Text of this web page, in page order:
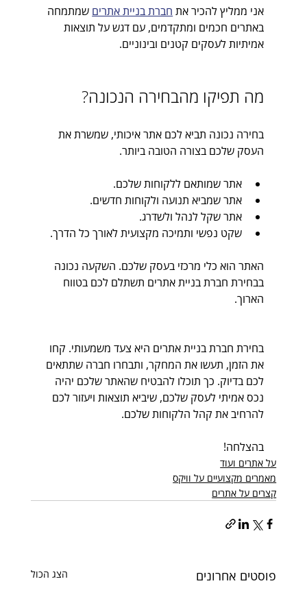
אני ממליץ להכיר את חברת בניית אתרים שמתמחה
באתרים חכמים ומתקדמים, עם דגש על תוצאות
אמיתיות לעסקים קטנים ובינוניים.
מה תפיקו מהבחירה הנכונה?
בחירה נכונה תביא לכם אתר איכותי, שמשרת את
העסק שלכם בצורה הטובה ביותר.
אתר שמותאם ללקוחות שלכם.
אתר שמביא תנועה ולקוחות חדשים.
אתר שקל לנהל ולשדרג.
שקט נפשי ותמיכה מקצועית לאורך כל הדרך.
האתר הוא כלי מרכזי בעסק שלכם. השקעה נכונה
בבחירת חברת בניית אתרים תשתלם לכם בטווח
הארוך.
בחירת חברת בניית אתרים היא צעד משמעותי. קחו
את הזמן, תעשו את המחקר, ותבחרו חברה שתתאים
לכם בדיוק. כך תוכלו להבטיח שהאתר שלכם יהיה
נכס אמיתי לעסק שלכם, שיביא תוצאות ויעזור לכם
להרחיב את קהל הלקוחות שלכם.
בהצלחה!
על אתרים ועוד
מאמרים מקצועיים על וויקס
קצרים על אתרים
פוסטים אחרונים הצג הכול